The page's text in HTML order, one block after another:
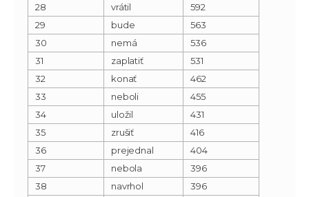
28
vrátil
592
29
bude
563
30
nemá
536
31
zaplatiť
531
32
konať
462
33
neboli
455
34
uložil
431
35
zrušiť
416
36
prejednal
404
37
nebola
396
38
navrhol
396